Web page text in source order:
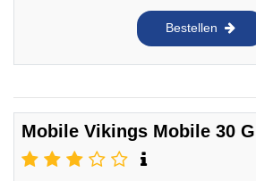
Bestellen
Mobile Vikings Mobile 30